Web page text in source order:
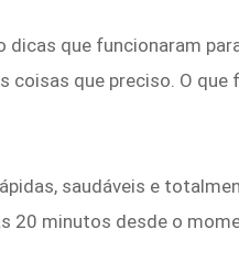
dicas que funcionaram
coisas que preciso. O
saudáveis ​​e
20 minutos desde o